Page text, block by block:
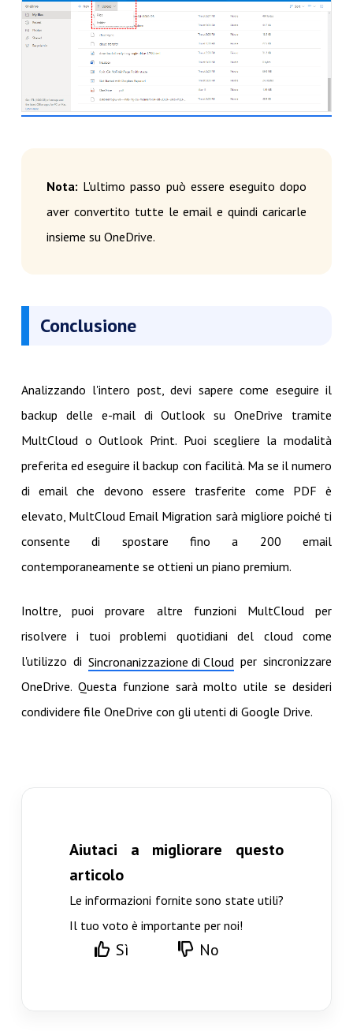
Nota: L'ultimo passo può essere eseguito dopo
aver convertito tutte le email e quindi caricarle
insieme su OneDrive.
Conclusione
Analizzando l'intero post, devi sapere come eseguire il
backup delle e-mail di Outlook su OneDrive tramite
MultCloud o Outlook Print. Puoi scegliere la modalità
preferita ed eseguire il backup con facilità. Ma se il numero
di email che devono essere trasferite come PDF è
elevato, MultCloud Email Migration sarà migliore poiché ti
consente di spostare fino a 200 email
contemporaneamente se ottieni un piano premium.
Inoltre, puoi provare altre funzioni MultCloud per
risolvere i tuoi problemi quotidiani del cloud come
l'utilizzo di Sincronanizzazione di Cloud per sincronizzare
OneDrive. Questa funzione sarà molto utile se desideri
condividere file OneDrive con gli utenti di Google Drive.
Aiutaci a migliorare questo
articolo
Le informazioni fornite sono state utili?
Il tuo voto è importante per noi!
Sì No